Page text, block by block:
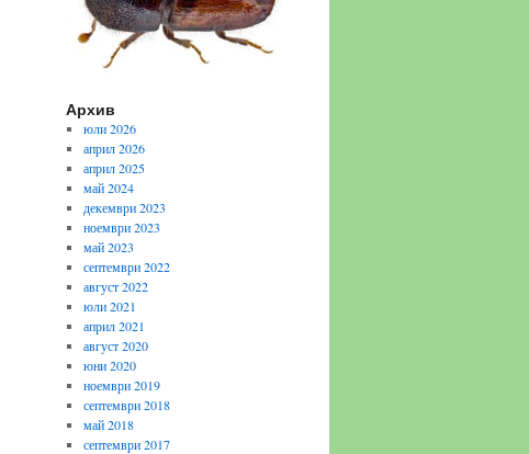
Архив
юли 2026
април 2026
април 2025
май 2024
декември 2023
ноември 2023
май 2023
септември 2022
август 2022
юли 2021
април 2021
август 2020
юни 2020
ноември 2019
септември 2018
май 2018
септември 2017